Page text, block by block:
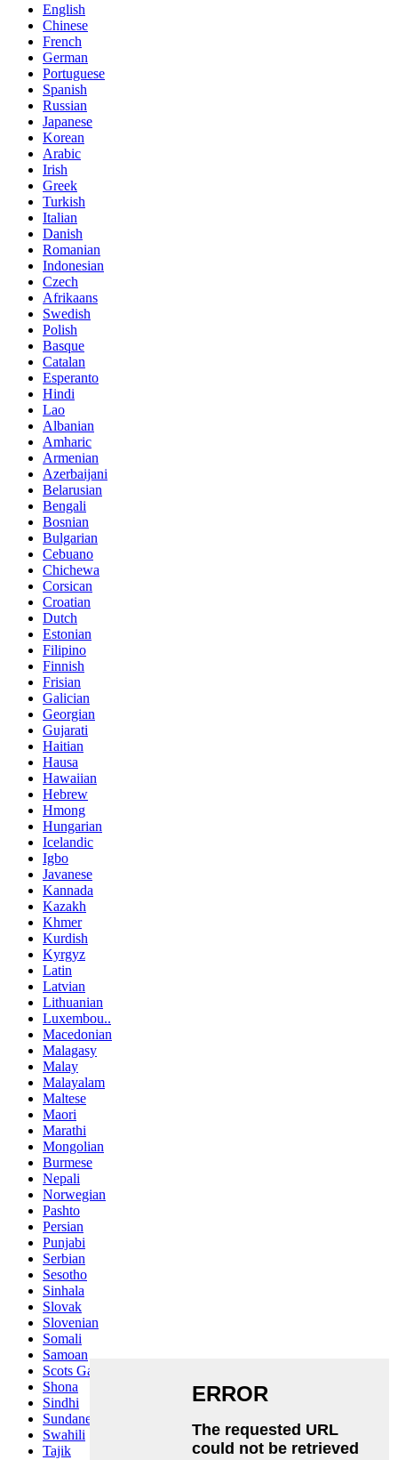
English
Chinese
French
German
Portuguese
Spanish
Russian
Japanese
Korean
Arabic
Irish
Greek
Turkish
Italian
Danish
Romanian
Indonesian
Czech
Afrikaans
Swedish
Polish
Basque
Catalan
Esperanto
Hindi
Lao
Albanian
Amharic
Armenian
Azerbaijani
Belarusian
Bengali
Bosnian
Bulgarian
Cebuano
Chichewa
Corsican
Croatian
Dutch
Estonian
Filipino
Finnish
Frisian
Galician
Georgian
Gujarati
Haitian
Hausa
Hawaiian
Hebrew
Hmong
Hungarian
Icelandic
Igbo
Javanese
Kannada
Kazakh
Khmer
Kurdish
Kyrgyz
Latin
Latvian
Lithuanian
Luxembou..
Macedonian
Malagasy
Malay
Malayalam
Maltese
Maori
Marathi
Mongolian
Burmese
Nepali
Norwegian
Pashto
Persian
Punjabi
Serbian
Sesotho
Sinhala
Slovak
Slovenian
Somali
Samoan
Scots Gaelic
Shona
Sindhi
Sundanese
Swahili
Tajik